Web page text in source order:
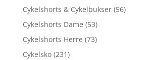
Cykelshorts & Cykelbukser (56)
Cykelshorts Dame (53)
Cykelshorts Herre (73)
Cykelsko (231)